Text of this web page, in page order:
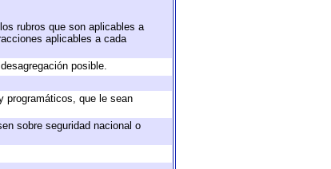
rubros que son aplicables a
aplicables a cada
posible.
programáticos, que le sean
sobre seguridad nacional o